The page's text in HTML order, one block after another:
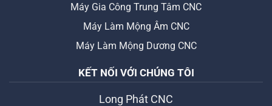
Máy Gia Công Trung Tâm CNC
Máy Làm Mộng Âm CNC
Máy Làm Mộng Dương CNC
KẾT NỐI VỚI CHÚNG TÔI
Long Phát CNC